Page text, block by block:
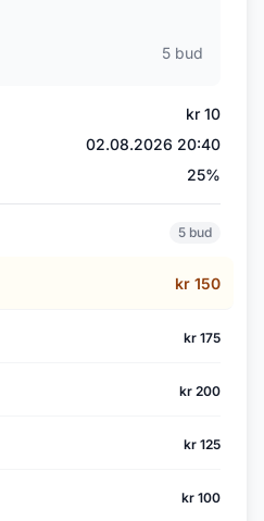
5 bud
kr 10
02.08.2026 20:40
25%
5 bud
kr 150
kr 175
kr 200
kr 125
kr 100